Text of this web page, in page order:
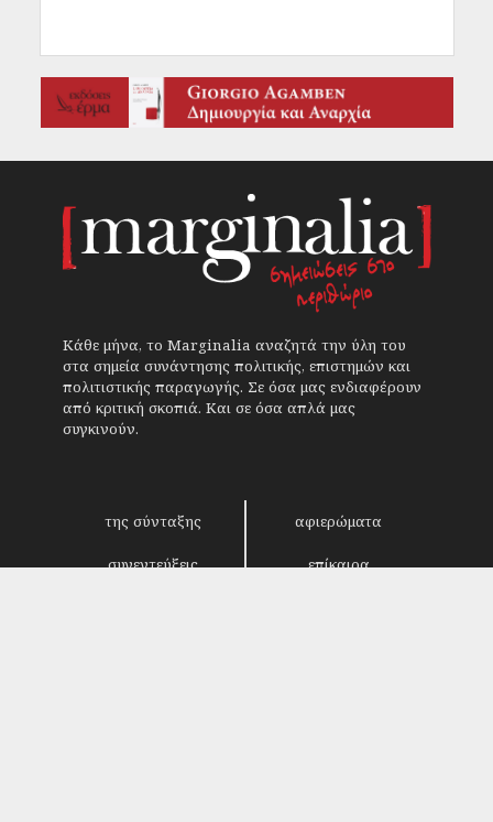
Κάθε μήνα, το Marginalia αναζητά την ύλη του
στα σημεία συνάντησης πολιτικής, επιστημών και
πολιτιστικής παραγωγής. Σε όσα μας ενδιαφέρουν
από κριτική σκοπιά. Και σε όσα απλά μας
συγκινούν.
της σύνταξης αφιερώματα
συνεντεύξεις επίκαιρα